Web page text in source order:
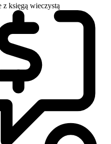
z księgą wieczystą